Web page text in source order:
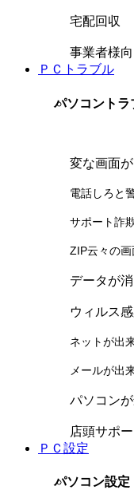
宅配回収
事業者様
ＰＣトラブル
パソコントラ
変な画面
電話しろと
サポート詐
ZIP云々の画
データが
ウィルス
ネットが出
メールが出
パソコン
店頭サポー
ＰＣ設定
パソコン設定